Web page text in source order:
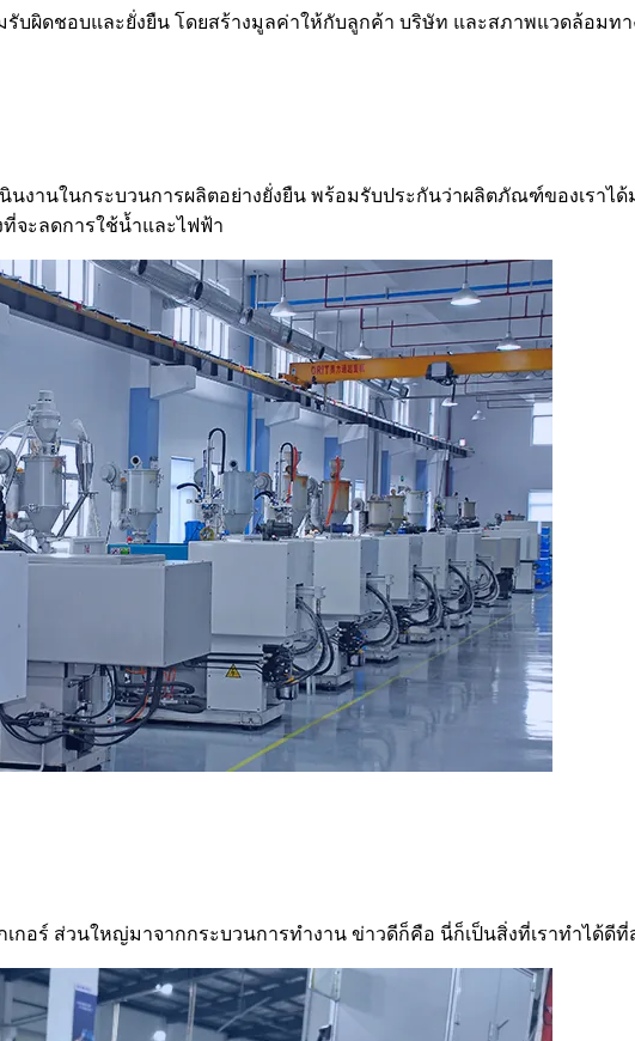
รับผิดชอบและยั่งยืน โดยสร้างมูลค่าให้กับลูกค้า บริษัท และสภาพแวดล้อมทา
นินงานในกระบวนการผลิตอย่างยั่งยืน พร้อมรับประกันว่าผลิตภัณฑ์ของเรา
ที่จะลดการใช้น้ำและไฟฟ้า
กอร์ ส่วนใหญ่มาจากกระบวนการทำงาน ข่าวดีก็คือ นี่ก็เป็นสิ่งที่เราทำได้ดีที่